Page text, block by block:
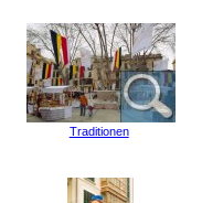
Traditionen